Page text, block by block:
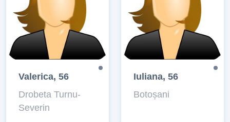
Valerica, 56
Drobeta Turnu-
Severin
Iuliana, 56
Botoșani